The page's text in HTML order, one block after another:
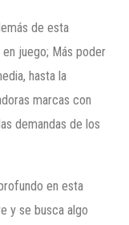
de esta
juego; Más poder
hasta la
marcas con
demandas de los
en esta
y se busca algo